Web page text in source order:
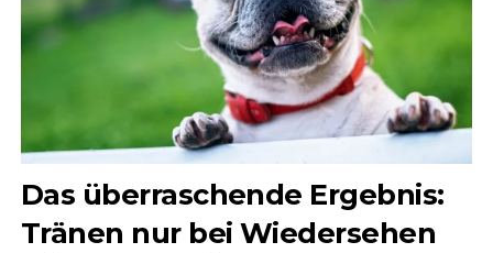
Das überraschende Ergebnis:
Tränen nur bei Wiedersehen